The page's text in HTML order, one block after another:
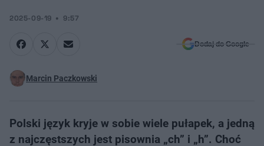
2025-09-19 9:57
Dodaj do Google
Marcin Paczkowski
Polski język kryje w sobie wiele pułapek, a jedną
z najczęstszych jest pisownia „ch” i „h”. Choć